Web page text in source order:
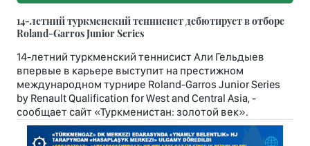
14-летний туркменский теннисист дебютирует в отборе
Roland-Garros Junior Series
14-летний туркменский теннисист Али Гельдыев
впервые в карьере выступит на престижном
международном турнире Roland-Garros Junior Series
by Renault Qualification for West and Central Asia, -
сообщает сайт «Туркменистан: золотой век».